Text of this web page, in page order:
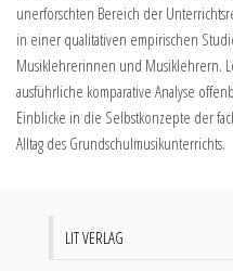
unerforschten Bereich der
in einer qualitativen empirischen
Musiklehrerinnen und Musiklehrern.
ausführliche komparative Analyse
Einblicke in die Selbstkonzepte der
Alltag des Grundschulmusikunterrichts.
LIT VERLAG